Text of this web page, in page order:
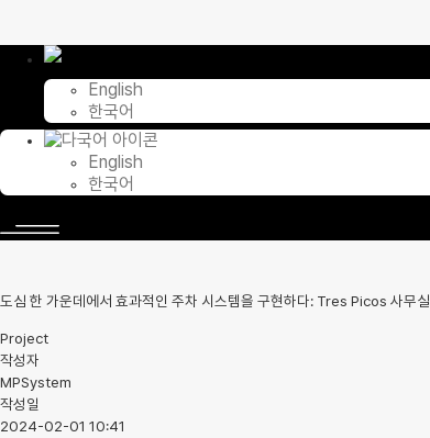
기
English
한국어
English
한국어
도심 한 가운데에서 효과적인 주차 시스템을 구현하다: Tres Picos 사무실
Project
작성자
MPSystem
작성일
2024-02-01 10:41